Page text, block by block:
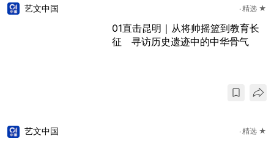
艺文中国 精选 ★
01直击昆明｜从将帅摇篮到教育长
征 寻访历史遗迹中的中华骨气
艺文中国 精选 ★